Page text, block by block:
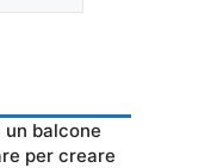
balcone
per creare